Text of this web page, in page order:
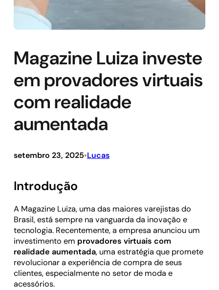
Magazine Luiza investe
em provadores virtuais
com realidade
aumentada
setembro 23, 2025•Lucas
Introdução
A Magazine Luiza, uma das maiores varejistas do
Brasil, está sempre na vanguarda da inovação e
tecnologia. Recentemente, a empresa anunciou um
investimento em provadores virtuais com
realidade aumentada, uma estratégia que promete
revolucionar a experiência de compra de seus
clientes, especialmente no setor de moda e
acessórios.